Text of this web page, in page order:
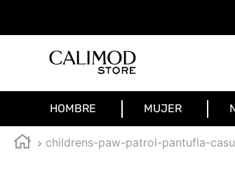
HOMBRE MUJER
childrens-paw-patrol-pantufla-